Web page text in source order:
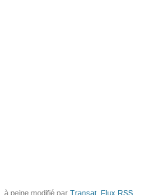
, à peine modifié par Transat Flux RSS